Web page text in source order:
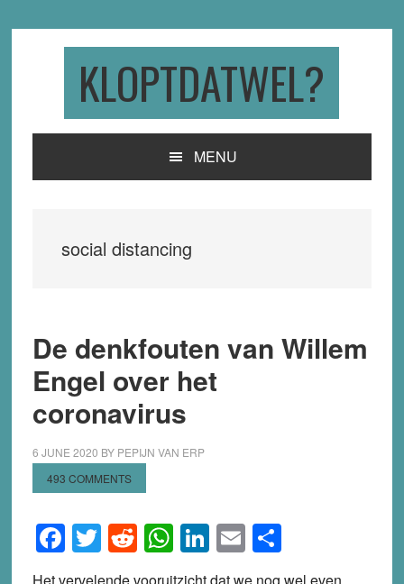
KLOPTDATWEL?
MENU
social distancing
De denkfouten van Willem
Engel over het
coronavirus
6 JUNE 2020 BY PEPIJN VAN ERP
493 COMMENTS
Facebook
Twitter
Reddit
WhatsApp
LinkedIn
EmailShare
Het vervelende vooruitzicht dat we nog wel even